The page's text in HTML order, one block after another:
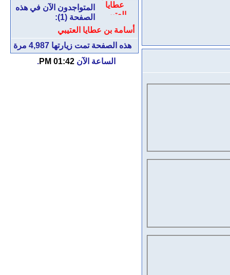
عطايا
العتيبي
المتواجدون الآن في هذه
الصفحة (1):
أسامة بن عطايا العتيبي
هذه الصفحة تمت زيارتها 4,987 مرة
الساعة الآن01:42 PM
.